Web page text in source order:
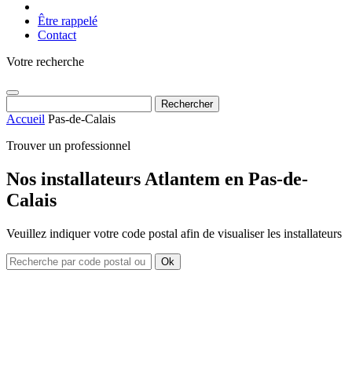
Être rappelé
Contact
Votre recherche
Accueil Pas-de-Calais
Trouver un professionnel
Nos installateurs Atlantem en Pas-de-
Calais
Veuillez indiquer votre code postal afin de visualiser les installateurs
Ok